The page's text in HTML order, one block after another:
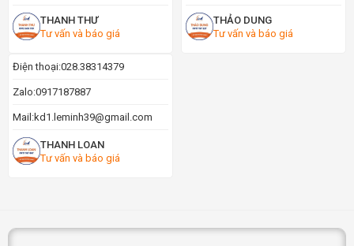
THANH THƯ
Tư vấn và báo giá
THẢO DUNG
Tư vấn và báo giá
Điện thoại:028.38314379
Zalo:0917187887
Mail:kd1.leminh39@gmail.com
THANH LOAN
Tư vấn và báo giá